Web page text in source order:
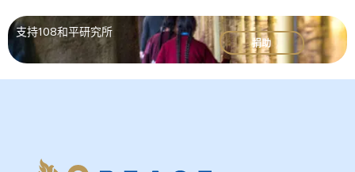
支持108和平研究所
捐助